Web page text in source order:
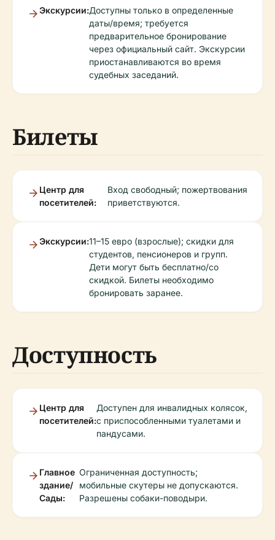
Экскурсии:Доступны только в определенные
даты/время; требуется
предварительное бронирование
через официальный сайт. Экскурсии
приостанавливаются во время
судебных заседаний.
Билеты
Центр для
посетителей:
Вход свободный; пожертвования
приветствуются.
Экскурсии:11–15 евро (взрослые); скидки для
студентов, пенсионеров и групп.
Дети могут быть бесплатно/со
скидкой. Билеты необходимо
бронировать заранее.
Доступность
Центр для
посетителей:
Доступен для инвалидных колясок,
с приспособленными туалетами и
пандусами.
Главное
здание/
Сады:
Ограниченная доступность;
мобильные скутеры не допускаются.
Разрешены собаки-поводыри.